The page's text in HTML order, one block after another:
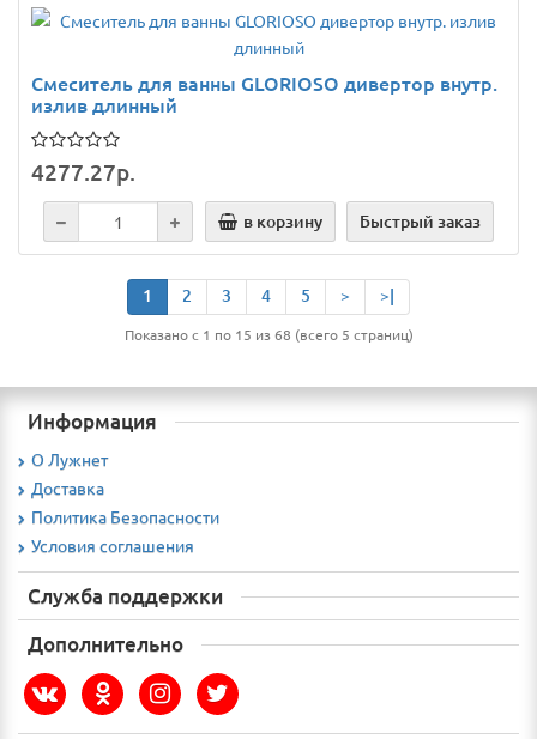
Смеситель для ванны GLORIOSO дивертор внутр.
излив длинный
4277.27р.
в корзину Быстрый заказ
1 2 3 4 5 > >|
Показано с 1 по 15 из 68 (всего 5 страниц)
Информация
О Лужнет
Доставка
Политика Безопасности
Условия соглашения
Служба поддержки
Дополнительно